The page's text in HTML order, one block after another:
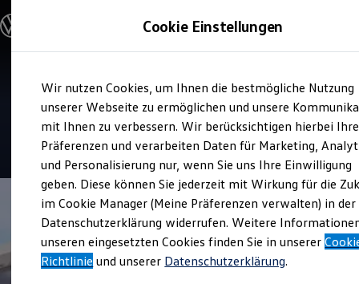
Hauptinhalt
springen
Footer
springen
Modelle & Konfigurator
Nutzfahrzeugkategorien entdecken
Modelle konfigurieren
Vorgängermodelle und Oldtimer
Vorgängermodelle
Oldtimer
Bulli Historie
Branchenlösungen & Gewerbekunden
Umbaulösungen und Hersteller finden
Auf- und Umbauten entdecken & konfigurieren
Groß- und Sonderkunden
Großkunden
Kommunen & Behörden
Journalisten
Sportvereine
Branchenlösungen
Service
Autohaus Thomsen
4.6| 29 Bewertungen
Cookie Einstellungen
Wir nutzen Cookies, um Ihnen die bestmögliche Nutzung
unserer Webseite zu ermöglichen und unsere
mit Ihnen zu verbessern. Wir berücksichtigen hierbei Ihre
Präferenzen und verarbeiten Daten für Marketing,
und Personalisierung nur, wenn Sie uns Ihre Einwilligung
geben. Diese können Sie jederzeit mit Wirkung für die
im Cookie Manager (Meine Präferenzen verwalten) in der
Datenschutzerklärung widerrufen. Weitere
unseren eingesetzten Cookies finden Sie in unserer
Richtlinie und unserer Datenschutzerklärung.